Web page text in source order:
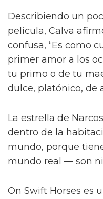
Describiendo un
película, Calva
confusa, “Es como
primer amor a los
tu primo o de tu
dulce, platónico, de
La estrella de
dentro de la
mundo, porque
mundo real — son
On Swift Horses es